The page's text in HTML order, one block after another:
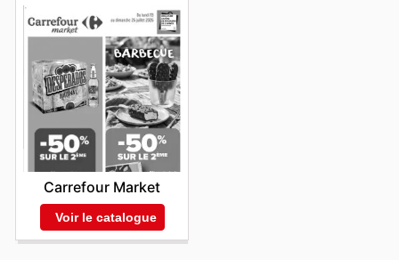
Carrefour Market
Voir le catalogue